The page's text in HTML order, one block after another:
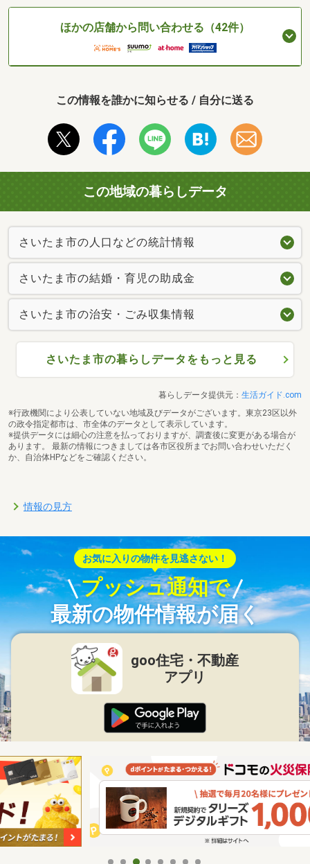
ほかの店舗から問い合わせる（42件）
この情報を誰かに知らせる / 自分に送る
この地域の暮らしデータ
さいたま市の人口などの統計情報
さいたま市の結婚・育児の助成金
さいたま市の治安・ごみ収集情報
さいたま市の暮らしデータをもっと見る
暮らしデータ提供元： 生活ガイド.com
※行政機関により公表していない地域及びデータがございます。東京23区以外
の政令指定都市は、市全体のデータとして表示しています。
※提供データには細心の注意を払っておりますが、調査後に変更がある場合が
あります。 最新の情報につきましては各市区役所までお問い合わせいただく
か、自治体HPなどをご確認ください。
情報の見方
お気に入りの物件を見逃さない！
プッシュ通知で
最新の物件情報が届く
goo住宅・不動産
アプリ